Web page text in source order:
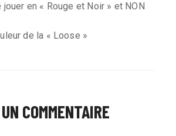
jouer en « Rouge et Noir » et NON
de la « Loose »
COMMENTAIRE